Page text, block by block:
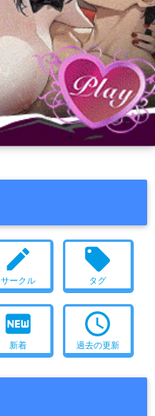
create
サークル
local_offer
タグ
fiber_new
新着
access_time
過去の更新